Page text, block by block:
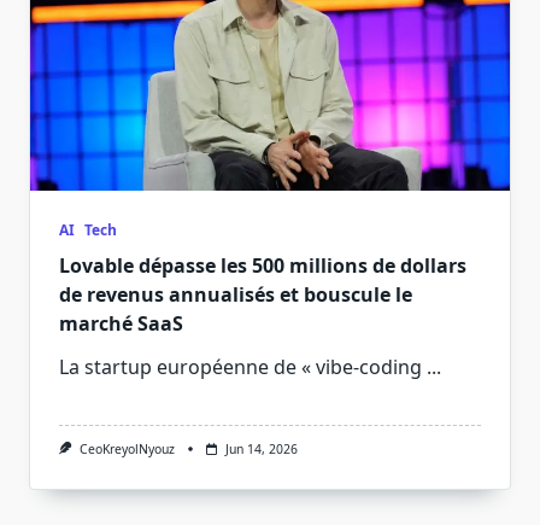
AI Tech
Lovable dépasse les 500 millions de dollars
de revenus annualisés et bouscule le
marché SaaS
La startup européenne de « vibe-coding ...
CeoKreyolNyouz Jun 14, 2026